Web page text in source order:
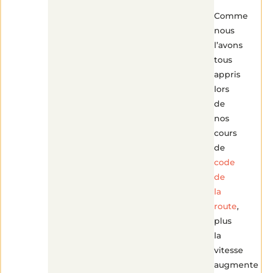
Comme
nous
l’avons
tous
appris
lors
de
nos
cours
de
code
de
la
route,
plus
la
vitesse
augmente